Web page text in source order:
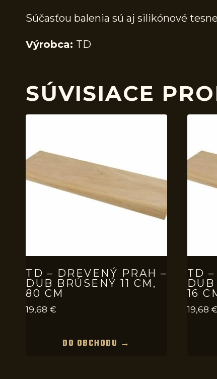
Súčasťou balenia sú aj silikónové
Výrobca: TD
SÚVISIACE
TD – DREVENÝ PRAH –
DUB BRÚSENÝ 11 CM,
80 CM
19,68 €
DO OBCHODU →
TD
16
19,68